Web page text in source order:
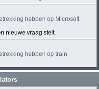
hebben op Microsoft
nieuwe vraag stelt.
hebben op train